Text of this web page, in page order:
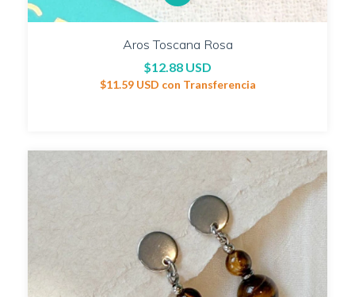
Aros Toscana Rosa
$12.88 USD
$11.59 USD con Transferencia